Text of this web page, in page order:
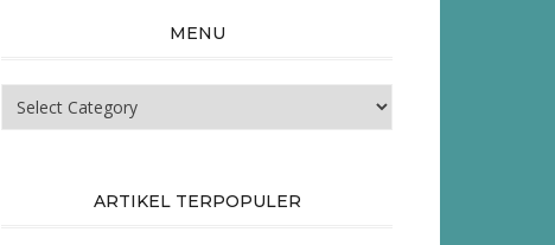
MENU
ARTIKEL TERPOPULER